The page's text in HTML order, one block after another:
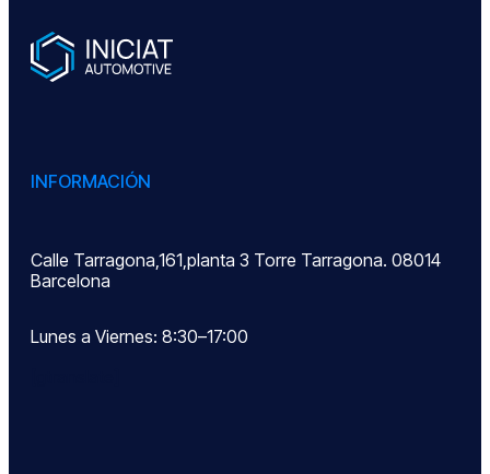
INFORMACIÓN
Calle Tarragona,161,planta 3 Torre Tarragona. 08014
Barcelona
Lunes a Viernes: 8:30–17:00